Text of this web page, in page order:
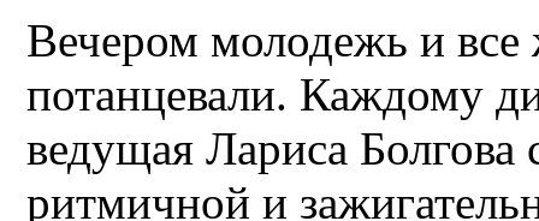
Вечером молодежь и
потанцевали. Каждому
ведущая Лариса Болгова
ритмичной и